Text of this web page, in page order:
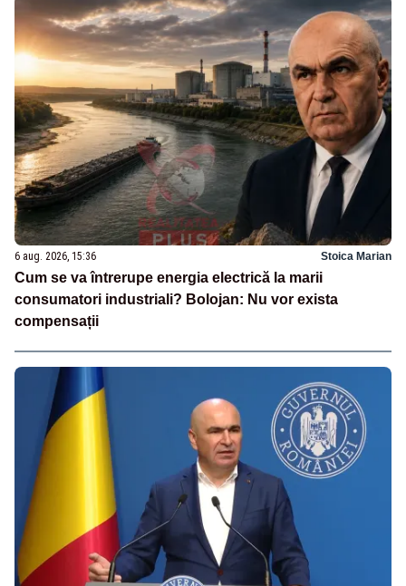
6 aug. 2026, 15:36 Stoica Marian
Cum se va întrerupe energia electrică la marii
consumatori industriali? Bolojan: Nu vor exista
compensații